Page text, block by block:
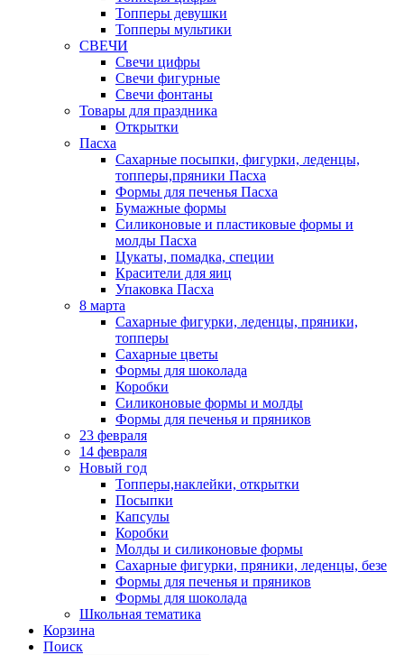
Топперы девушки
Топперы мультики
СВЕЧИ
Свечи цифры
Свечи фигурные
Свечи фонтаны
Товары для праздника
Открытки
Пасха
Сахарные посыпки, фигурки, леденцы,
топперы,пряники Пасха
Формы для печенья Пасха
Бумажные формы
Силиконовые и пластиковые формы и
молды Пасха
Цукаты, помадка, специи
Красители для яиц
Упаковка Пасха
8 марта
Сахарные фигурки, леденцы, пряники,
топперы
Сахарные цветы
Формы для шоколада
Коробки
Силиконовые формы и молды
Формы для печенья и пряников
23 февраля
14 февраля
Новый год
Топперы,наклейки, открытки
Посыпки
Капсулы
Коробки
Молды и силиконовые формы
Сахарные фигурки, пряники, леденцы, безе
Формы для печенья и пряников
Формы для шоколада
Школьная тематика
Корзина
Поиск